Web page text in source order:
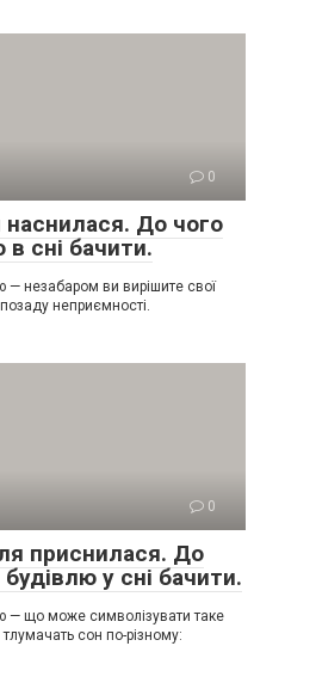
0
наснилася. До чого
сні бачити.
— незабаром ви вирішите свої
неприємності.
0
приснилася. До
у сні бачити.
— що може символізувати таке
сон по-різному: